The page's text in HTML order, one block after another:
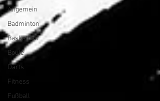
Allgemein
Badminton
Basketball
Boule
Darts
Fitness
Fußball